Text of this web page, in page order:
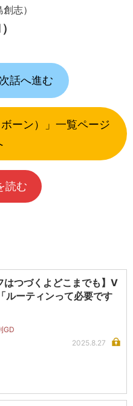
志）
話へ進む
ーン）」一覧ページ
読む
はつづくよどこまでも】V
ーティンって必要です
GD
2025.8.27